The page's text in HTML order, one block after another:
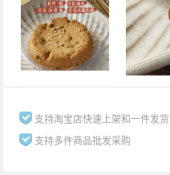
支持淘宝店快速上架和一件发货
支持多件商品批发采购